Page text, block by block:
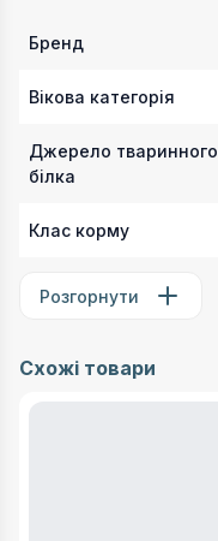
Бренд
Вікова категорія
Джерело тваринного
білка
Клас корму
Розгорнути
Схожі товари